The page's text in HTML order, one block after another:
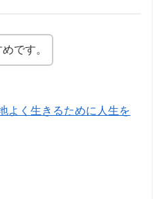
です。
よく生きるために人生を